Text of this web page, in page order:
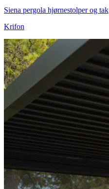
Siena pergola hjørnestolper og tak
Krifon